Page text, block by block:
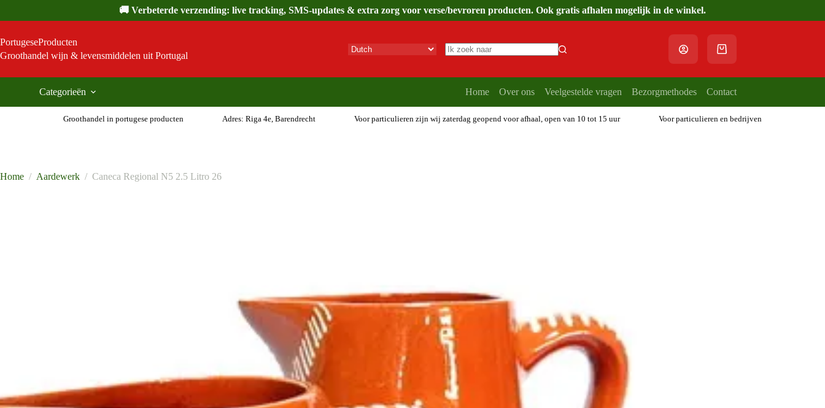
inhoud
🚚 Verbeterde verzending: live tracking, SMS-updates & extra zorg voor verse/bevroren producten. Ook gratis afhalen mogelijk in de winkel.
PortugeseProducten
Groothandel wijn & levensmiddelen uit Portugal
Winkelwagen
Categorieën Home Over ons Veelgestelde vragen Bezorgmethodes Contact
Groothandel in portugese producten Adres: Riga 4e, Barendrecht Voor particulieren zijn wij zaterdag geopend voor afhaal, open van 10 tot 15 uur Voor particulieren en bedrijven
Home / Aardewerk / Caneca Regional N5 2.5 Litro 26